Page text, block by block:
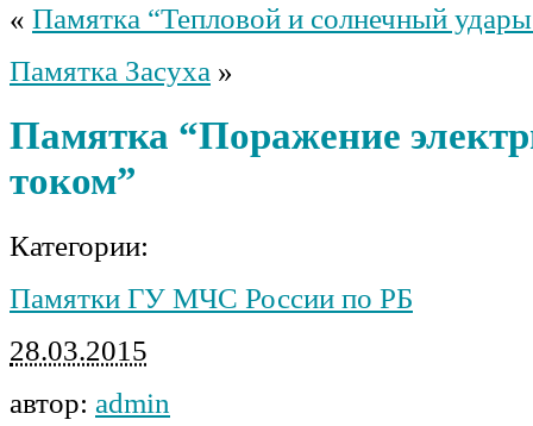
« Памятка “Тепловой и солнечный
Памятка Засуха »
Памятка “Поражение
током”
Категории:
Памятки ГУ МЧС России по РБ
28.03.2015
автор: admin